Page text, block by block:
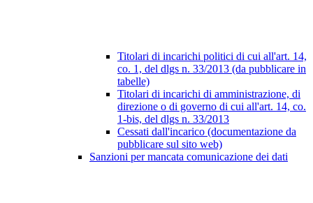
Titolari di incarichi politici di cui all'art. 14,
co. 1, del dlgs n. 33/2013 (da pubblicare in
tabelle)
Titolari di incarichi di amministrazione, di
direzione o di governo di cui all'art. 14, co.
1-bis, del dlgs n. 33/2013
Cessati dall'incarico (documentazione da
pubblicare sul sito web)
Sanzioni per mancata comunicazione dei dati